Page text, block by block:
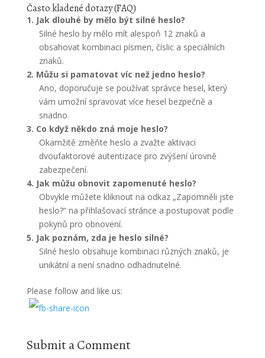
Často kladené dotazy (FAQ)
1. Jak dlouhé by mělo být silné heslo?
Silné heslo by mělo mít alespoň 12 znaků a
obsahovat kombinaci písmen, číslic a speciálních
znaků.
2. Můžu si pamatovat víc než jedno heslo?
Ano, doporučuje se používat správce hesel, který
vám umožní spravovat více hesel bezpečně a
snadno.
3. Co když někdo zná moje heslo?
Okamžitě změňte heslo a zvažte aktivaci
dvoufaktorové autentizace pro zvýšení úrovně
zabezpečení.
4. Jak můžu obnovit zapomenuté heslo?
Obvykle můžete kliknout na odkaz „Zapomněli jste
heslo?“ na přihlašovací stránce a postupovat podle
pokynů pro obnovení.
5. Jak poznám, zda je heslo silné?
Silné heslo obsahuje kombinaci různých znaků, je
unikátní a není snadno odhadnutelné.
Please follow and like us:
Submit a Comment